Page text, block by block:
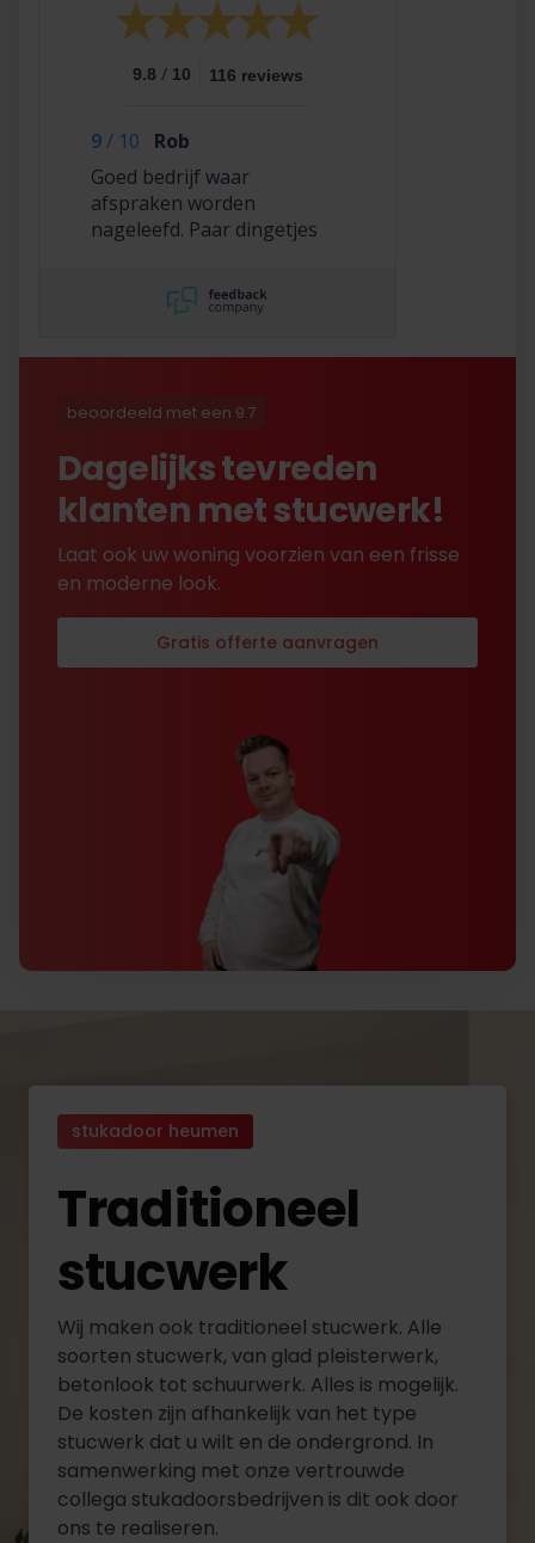
9.8 / 10 116 reviews
9/ 10
Rob
Goed bedrijf waar
afspraken worden
nageleefd. Paar dingetjes
korting gekregen. Duurde
lang eer ik de sleutel
met excuses , maar na
is alles toch na
beoordeeld met een 9.7
Dagelijks tevreden
klanten met stucwerk!
Laat ook uw woning voorzien van een frisse
en moderne look.
Gratis offerte aanvragen
stukadoor heumen
Traditioneel
stucwerk
Wij maken ook traditioneel stucwerk. Alle
soorten stucwerk, van glad pleisterwerk,
betonlook tot schuurwerk. Alles is mogelijk.
De kosten zijn afhankelijk van het type
stucwerk dat u wilt en de ondergrond. In
samenwerking met onze vertrouwde
collega stukadoorsbedrijven is dit ook door
ons te realiseren.